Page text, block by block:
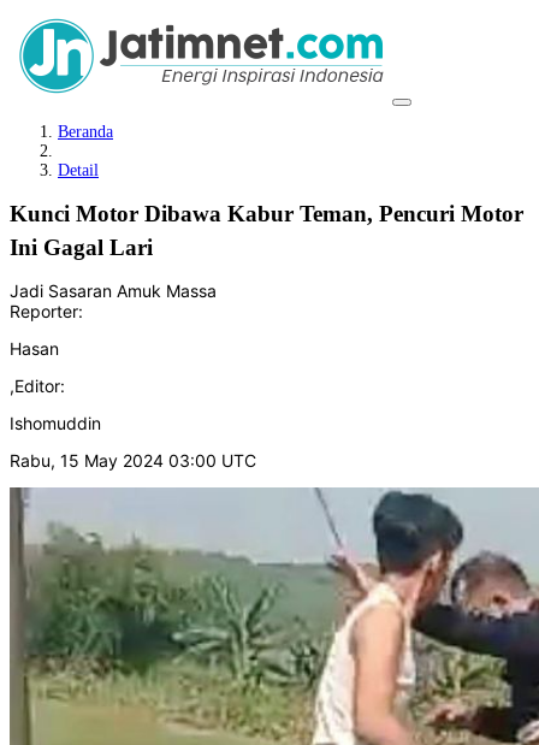
Beranda
Detail
Kunci Motor Dibawa Kabur Teman, Pencuri Motor
Ini Gagal Lari
Jadi Sasaran Amuk Massa
Reporter:
Hasan
,Editor:
Ishomuddin
Rabu, 15 May 2024 03:00 UTC